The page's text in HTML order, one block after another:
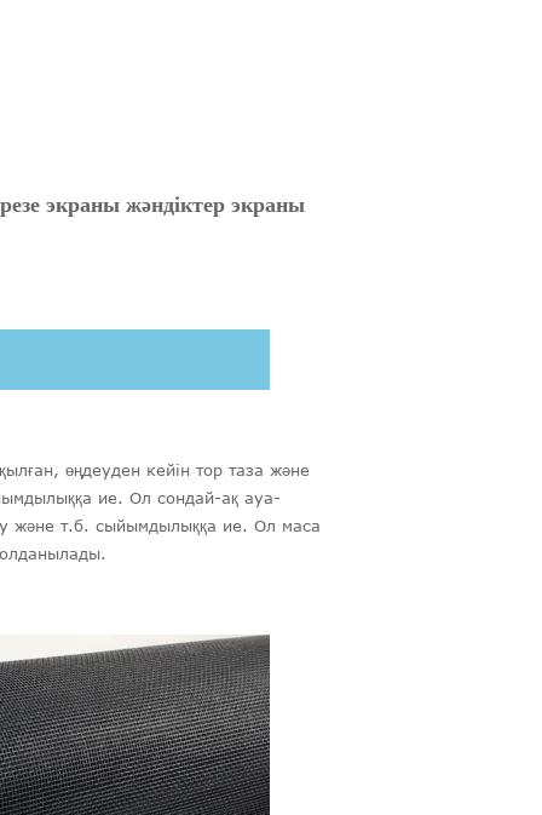
экраны жәндіктер экраны
өңдеуден кейін тор таза және
ие. Ол сондай-ақ ауа-
және т.б. сыйымдылыққа ие. Ол маса